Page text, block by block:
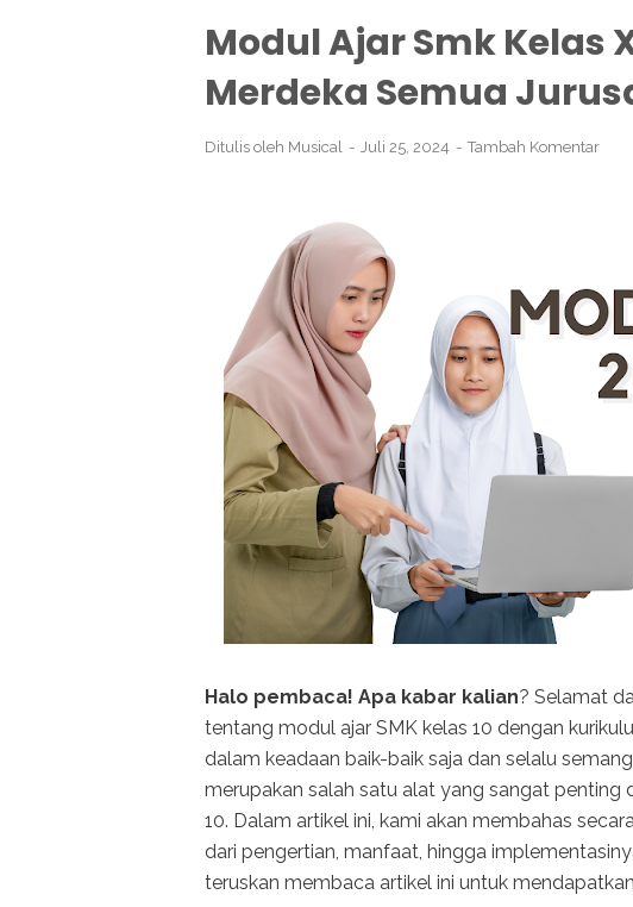
Modul Ajar Smk Kelas
Merdeka Semua
Ditulis oleh Musical Juli 25, 2024 Tambah Komentar
Halo pembaca! Apa kabar kalian? Selamat
tentang modul ajar SMK kelas 10 dengan
dalam keadaan baik-baik saja dan selalu
merupakan salah satu alat yang sangat penting
10. Dalam artikel ini, kami akan membahas
dari pengertian, manfaat, hingga
teruskan membaca artikel ini untuk